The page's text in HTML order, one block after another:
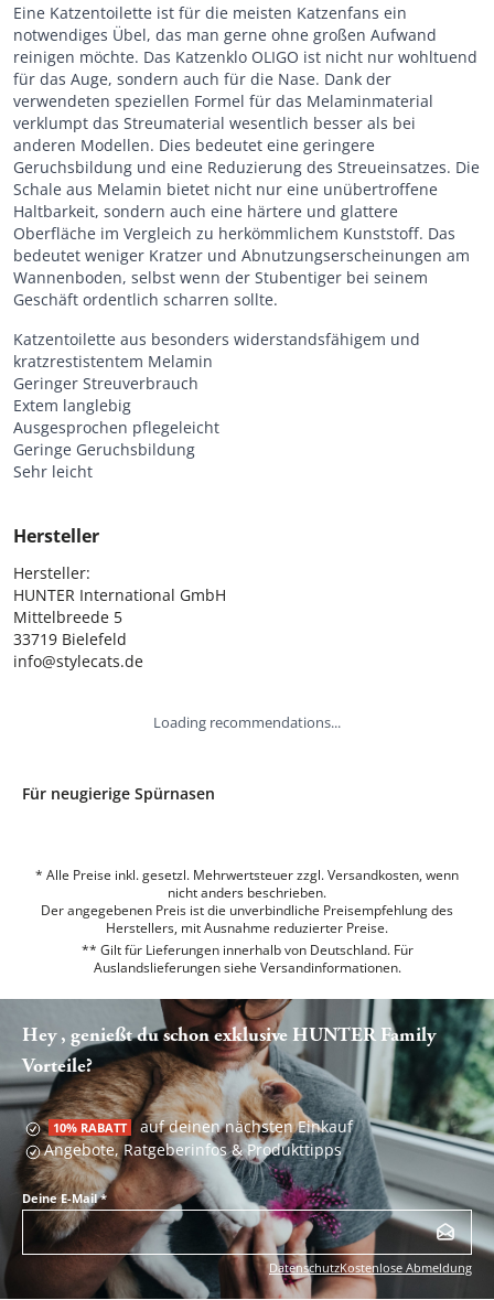
Eine Katzentoilette ist für die meisten Katzenfans ein
notwendiges Übel, das man gerne ohne großen Aufwand
reinigen möchte. Das Katzenklo OLIGO ist nicht nur wohltuend
für das Auge, sondern auch für die Nase. Dank der
verwendeten speziellen Formel für das Melaminmaterial
verklumpt das Streumaterial wesentlich besser als bei
anderen Modellen. Dies bedeutet eine geringere
Geruchsbildung und eine Reduzierung des Streueinsatzes. Die
Schale aus Melamin bietet nicht nur eine unübertroffene
Haltbarkeit, sondern auch eine härtere und glattere
Oberfläche im Vergleich zu herkömmlichem Kunststoff. Das
bedeutet weniger Kratzer und Abnutzungserscheinungen am
Wannenboden, selbst wenn der Stubentiger bei seinem
Geschäft ordentlich scharren sollte.
Katzentoilette aus besonders widerstandsfähigem und
kratzrestistentem Melamin
Geringer Streuverbrauch
Extem langlebig
Ausgesprochen pflegeleicht
Geringe Geruchsbildung
Sehr leicht
Hersteller
Hersteller:
HUNTER International GmbH
Mittelbreede 5
33719 Bielefeld
info@stylecats.de
Loading recommendations...
Für neugierige Spürnasen
* Alle Preise inkl. gesetzl. Mehrwertsteuer zzgl. Versandkosten, wenn
nicht anders beschrieben.
Der angegebenen Preis ist die unverbindliche Preisempfehlung des
Herstellers, mit Ausnahme reduzierter Preise.
** Gilt für Lieferungen innerhalb von Deutschland. Für
Auslandslieferungen siehe Versandinformationen.
Hey , genießt du schon exklusive HUNTER Family
Vorteile?
10% RABATT auf deinen nächsten Einkauf
Angebote, Ratgeberinfos & Produkttipps
Deine E-Mail*
DatenschutzKostenlose Abmeldung